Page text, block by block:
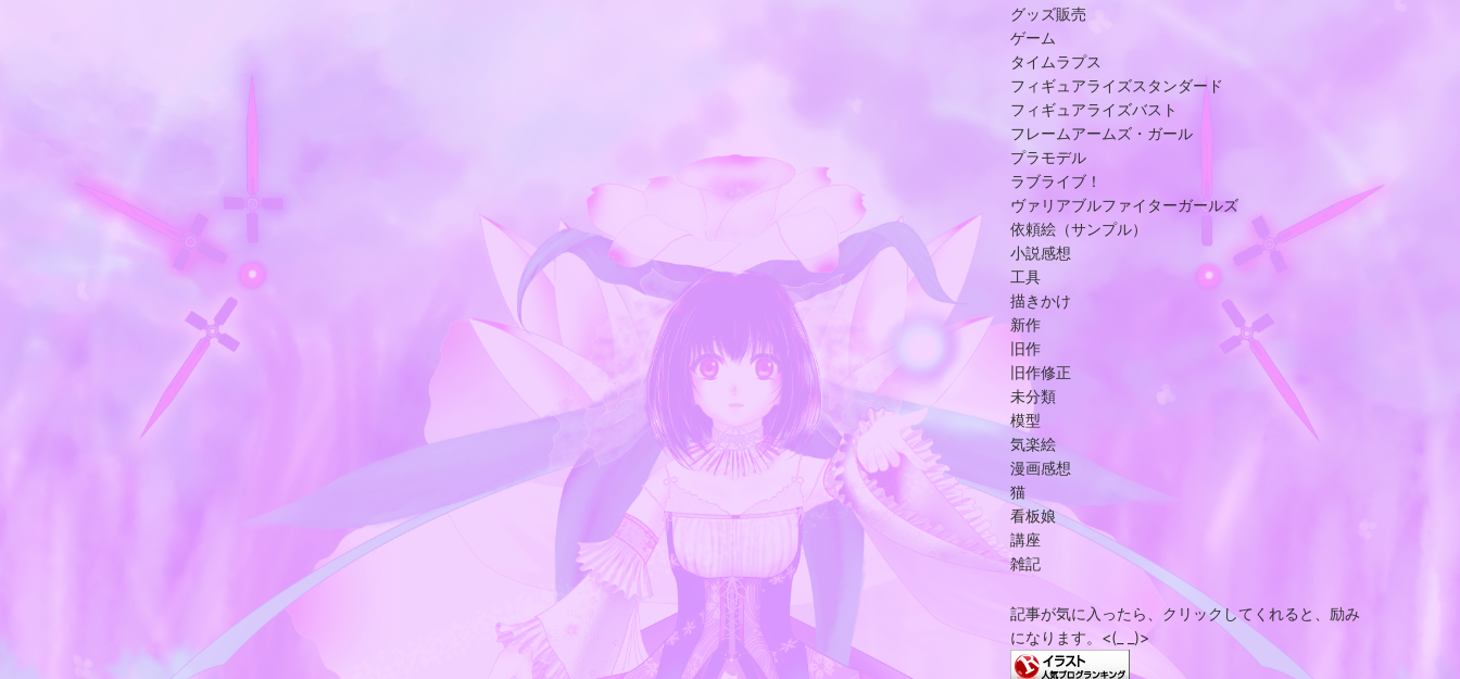
グッズ販売
ゲーム
タイムラプス
フィギュアライズスタンダード
フィギュアライズバスト
フレームアームズ・ガール
プラモデル
ラブライブ！
ヴァリアブルファイターガールズ
依頼絵（サンプル）
小説感想
工具
描きかけ
新作
旧作
旧作修正
未分類
模型
気楽絵
漫画感想
猫
看板娘
講座
雑記
記事が気に入ったら、クリックしてくれると、励み
になります。<(_ _)>